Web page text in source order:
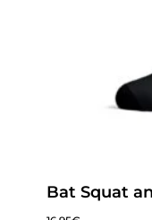
Bat Squat